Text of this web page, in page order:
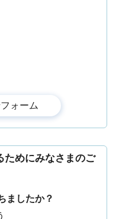
ためにみなさまのご
ましたか？